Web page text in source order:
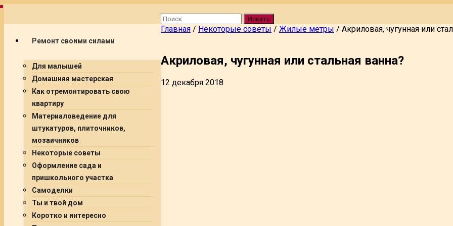
Ремонт своими силами
Для малышей
Домашняя мастерская
Как отремонтировать свою
квартиру
Материаловедение для
штукатуров, плиточников,
мозаичников
Некоторые советы
Оформление сада и
пришкольного участка
Самоделки
Ты и твой дом
Коротко и интересно
Искать
Главная / Некоторые советы / Жилые метры / Акриловая, чугунная или
Акриловая, чугунная или стальная ванна?
12 декабря 2018